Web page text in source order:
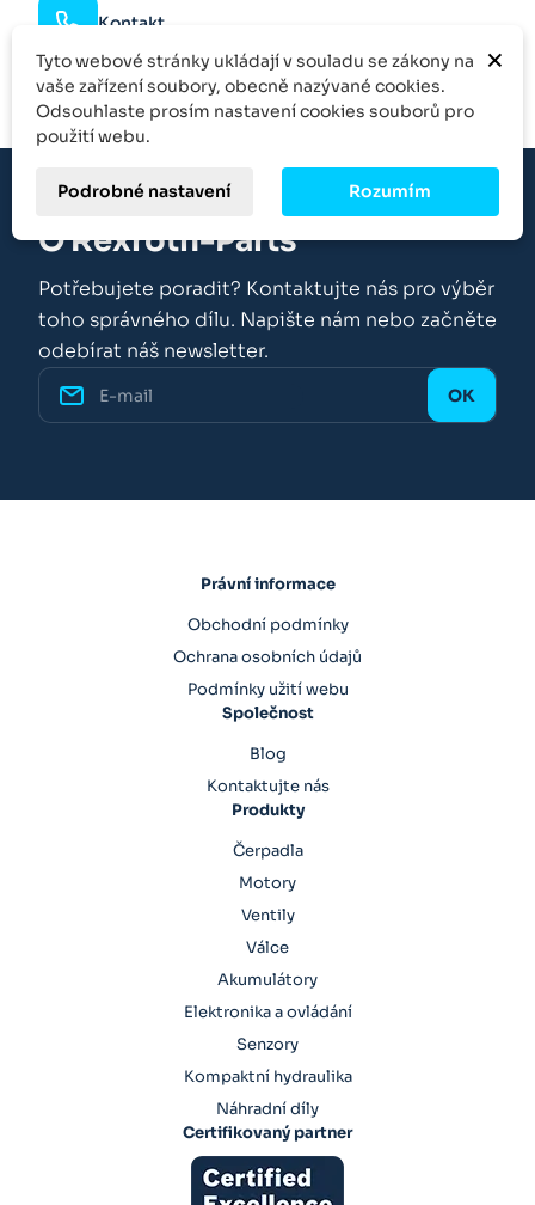
Kontakt
O Rexroth-Parts
Potřebujete poradit? Kontaktujte nás pro výběr
toho správného dílu. Napište nám nebo začněte
odebírat náš newsletter.
Právní informace
Obchodní podmínky
Ochrana osobních údajů
Podmínky užití webu
Společnost
Blog
Kontaktujte nás
Produkty
Čerpadla
Motory
Ventily
Válce
Akumulátory
Elektronika a ovládání
Senzory
Kompaktní hydraulika
Náhradní díly
Certifikovaný partner
×
Tyto webové stránky ukládají v souladu se zákony na
vaše zařízení soubory, obecně nazývané cookies.
Odsouhlaste prosím nastavení cookies souborů pro
použití webu.
Podrobné nastavení Rozumím